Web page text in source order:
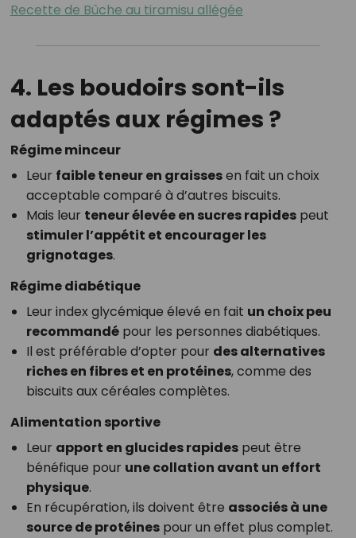
Recette de Bûche au tiramisu allégée
4. Les boudoirs sont-ils
adaptés aux régimes ?
Régime minceur
Leur faible teneur en graissesen fait un choix
acceptable comparé à d’autres biscuits.
Mais leur teneur élevée en sucres rapidespeut
stimuler l’appétit et encourager les
grignotages.
Régime diabétique
Leur index glycémique élevé en fait un choix peu
recommandépour les personnes diabétiques.
Il est préférable d’opter pour des alternatives
riches en fibres et en protéines, comme des
biscuits aux céréales complètes.
Alimentation sportive
Leur apport en glucides rapidespeut être
bénéfique pour une collation avant un effort
physique.
En récupération, ils doivent être associés à une
source de protéinespour un effet plus complet.